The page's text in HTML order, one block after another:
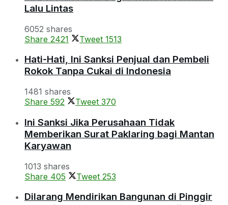
Lalu Lintas
6052 shares
Share 2421 Tweet 1513
Hati-Hati, Ini Sanksi Penjual dan Pembeli
Rokok Tanpa Cukai di Indonesia
1481 shares
Share 592 Tweet 370
Ini Sanksi Jika Perusahaan Tidak
Memberikan Surat Paklaring bagi Mantan
Karyawan
1013 shares
Share 405 Tweet 253
Dilarang Mendirikan Bangunan di Pinggir